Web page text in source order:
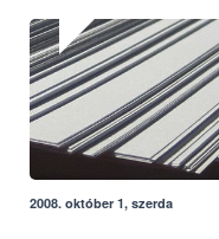
2008. október 1, szerda